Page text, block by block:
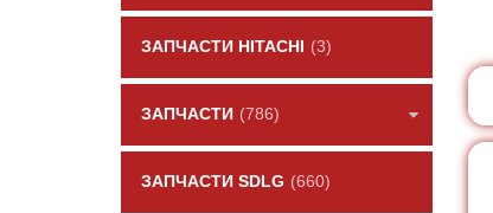
ЗАПЧАСТИ HITACHI (3)
ЗАПЧАСТИ (786)
ЗАПЧАСТИ SDLG (660)